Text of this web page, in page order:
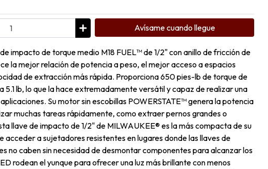
Avísame cuando llegue
impacto de torque medio M18 FUEL™ de 1/2" con anillo de fricción de
la mejor relación de potencia a peso, el mejor acceso a espacios
de extracción más rápida. Proporciona 650 pies-lb de torque de
5.1 lb, lo que la hace extremadamente versátil y capaz de realizar una
Su motor sin escobillas POWERSTATE™ genera la potencia
muchas tareas rápidamente, como extraer pernos grandes o
llave de impacto de 1/2" de MILWAUKEE® es la más compacta de su
acceder a sujetadores resistentes en lugares donde las llaves de
no caben sin necesidad de desmontar componentes para alcanzar los
rodean el yunque para ofrecer una luz más brillante con menos